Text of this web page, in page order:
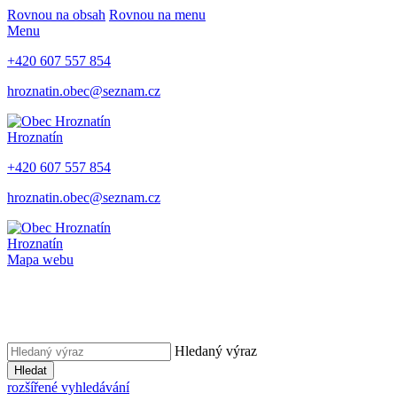
Rovnou na obsah Rovnou na menu
Menu
+420 607 557 854
hroznatin.obec@seznam.cz
Hroznatín
+420 607 557 854
hroznatin.obec@seznam.cz
Hroznatín
Mapa webu
Hledaný výraz
Hledat
rozšířené vyhledávání